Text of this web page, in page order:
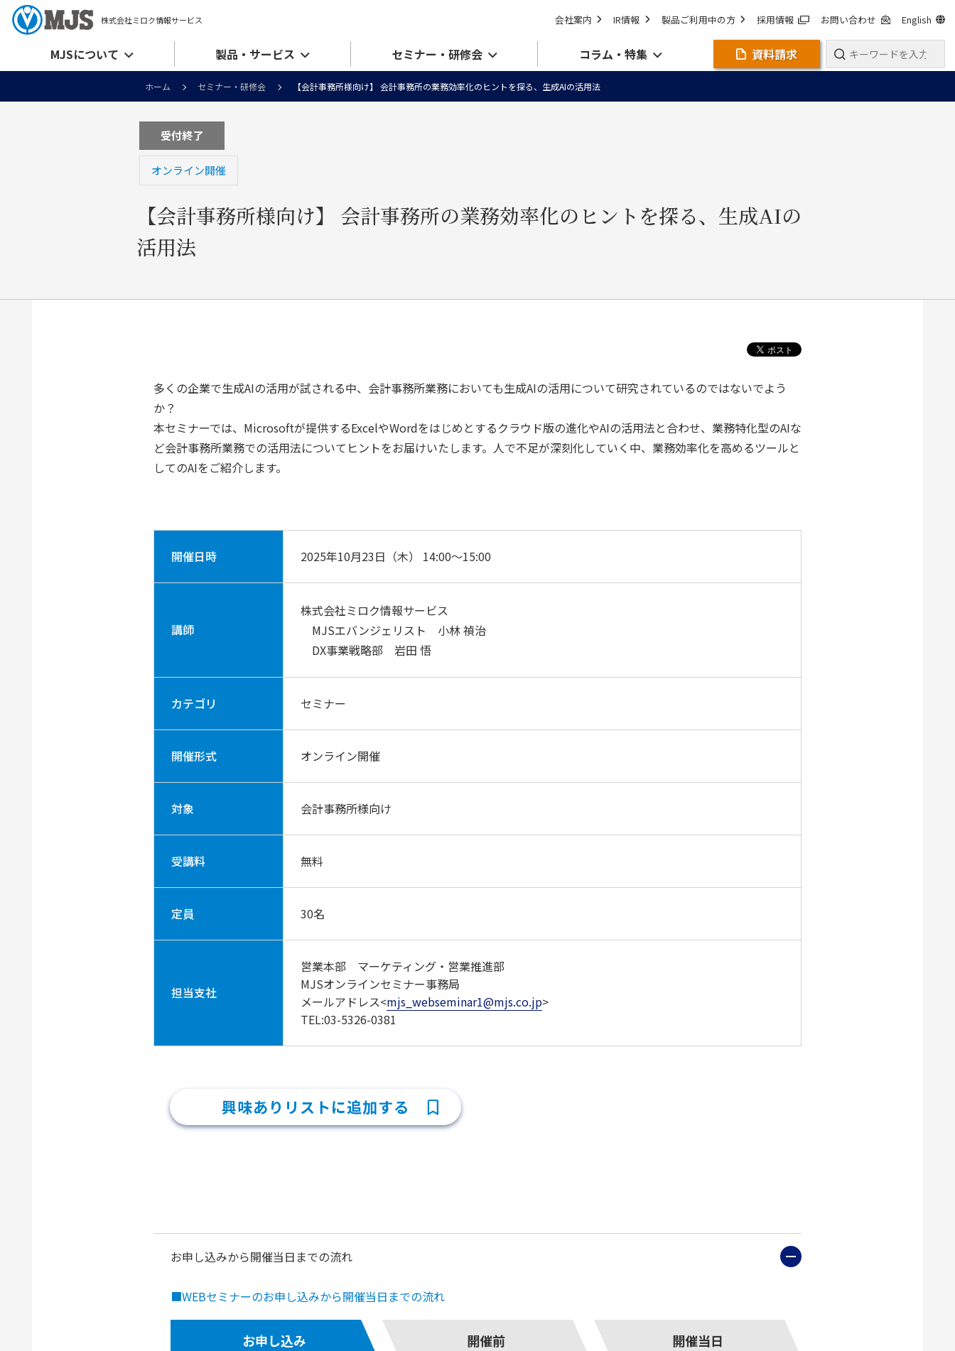
株式会社ミロク情報サービス 会社案内 IR情報 製品ご利用中の方 採用情報 お問い合わせ English
MJSについて 製品・サービス セミナー・研修会 コラム・特集 資料請求
ホーム セミナー・研修会 【会計事務所様向け】 会計事務所の業務効率化のヒントを探る、生成AIの活用法
受付終了
オンライン開催
【会計事務所様向け】 会計事務所の業務効率化のヒントを探る、生成AIの
活用法
多くの企業で生成AIの活用が試される中、会計事務所業務においても生成AIの活用について研究されているのではないでよう
か？
本セミナーでは、Microsoftが提供するExcelやWordをはじめとするクラウド版の進化やAIの活用法と合わせ、業務特化型のAIな
ど会計事務所業務での活用法についてヒントをお届けいたします。人で不足が深刻化していく中、業務効率化を高めるツールと
してのAIをご紹介します。
開催日時 2025年10月23日（木） 14:00～15:00
講師
株式会社ミロク情報サービス
MJSエバンジェリスト 小林 禎治
DX事業戦略部 岩田 悟
カテゴリ セミナー
開催形式 オンライン開催
対象 会計事務所様向け
受講料 無料
定員 30名
担当支社
営業本部 マーケティング・営業推進部
MJSオンラインセミナー事務局
メールアドレス<mjs_webseminar1@mjs.co.jp>
TEL:03-5326-0381
興味ありリストに追加する
お申し込みから開催当日までの流れ
■WEBセミナーのお申し込みから開催当日までの流れ
お申し込み 開催前 開催当日